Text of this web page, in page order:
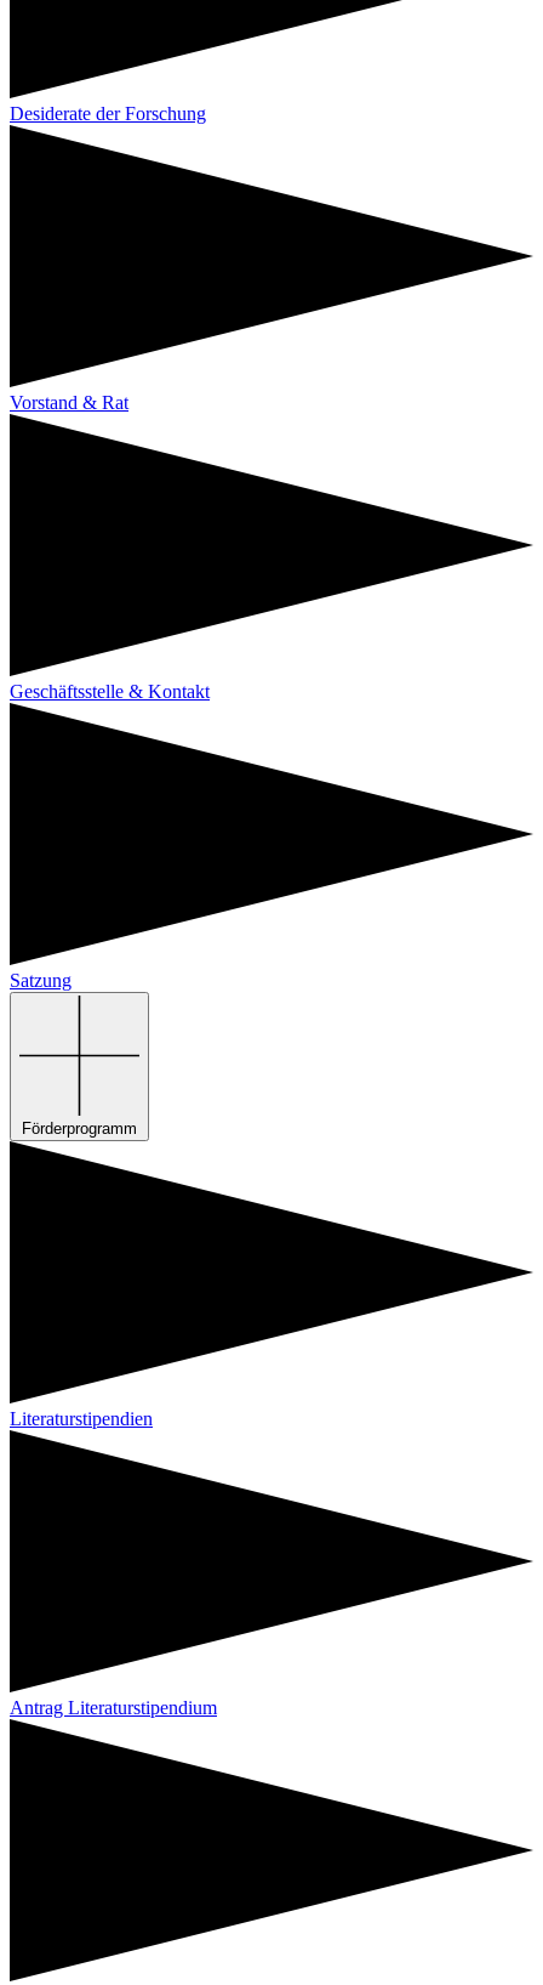
Desiderate der Forschung
Vorstand & Rat
Geschäftsstelle & Kontakt
Satzung
Förderprogramm
Literaturstipendien
Antrag Literaturstipendium